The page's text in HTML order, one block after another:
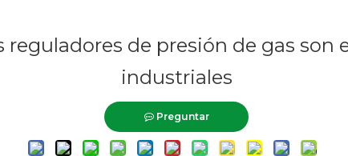
de presión de gas son
industriales
Preguntar